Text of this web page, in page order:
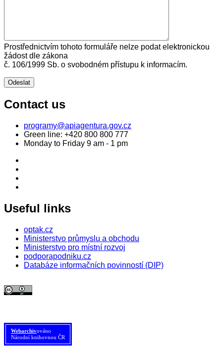
Prostřednictvím tohoto formuláře nelze podat elektronickou
žádost dle zákona
č. 106/1999 Sb. o svobodném přístupu k informacím.
Contact us
programy@apiagentura.gov.cz
Green line: +420 800 800 777
Monday to Friday 9 am - 1 pm
Useful links
optak.cz
Ministerstvo průmyslu a obchodu
Ministerstvo pro místní rozvoj
podporapodniku.cz
Databáze informačních povinností (DIP)
Webarchivováno
Národní knihovnou ČR